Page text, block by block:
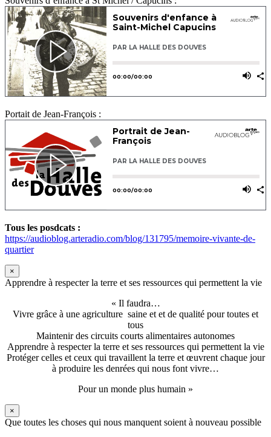
Portait de Jean-François :
Tous les posdcats :
https://audioblog.arteradio.com/blog/131795/memoire-vivante-de-
quartier
×
Apprendre à respecter la terre et ses ressources qui permettent la vie
« Il faudra…
Vivre grâce à une agriculture saine et et de qualité pour toutes et
tous
Maintenir des circuits courts alimentaires autonomes
Apprendre à respecter la terre et ses ressources qui permettent la vie
Protéger celles et ceux qui travaillent la terre et œuvrent chaque jour
à produire les denrées qui nous font vivre…
Pour un monde plus humain »
×
Que toutes les choses qui nous manquent soient à nouveau possible